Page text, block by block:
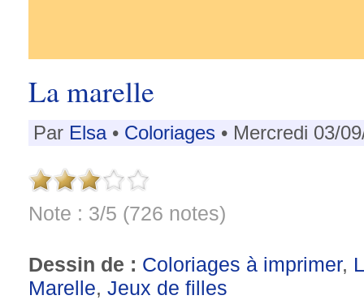
La marelle
Par Elsa• Coloriages • Mercredi 03/
Note : 3/5 (726 notes)
Dessin de : Coloriages à imprimer,
Marelle, Jeux de filles